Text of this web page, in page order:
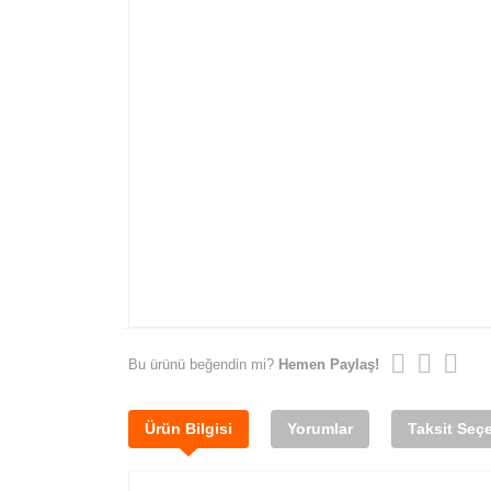
Bu ürünü beğendin mi? Hemen Paylaş!
Ürün Bilgisi Yorumlar Taksit